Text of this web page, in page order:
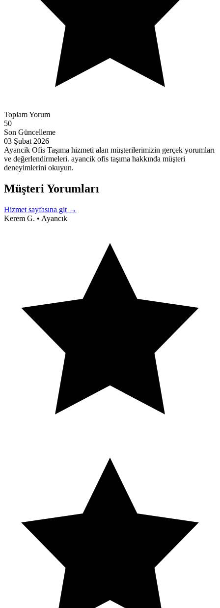
Toplam Yorum
50
Son Güncelleme
03 Şubat 2026
Ayancik Ofis Taşıma hizmeti alan müşterilerimizin gerçek yorumları
ve değerlendirmeleri. ayancik ofis taşıma hakkında müşteri
deneyimlerini okuyun.
Müşteri Yorumları
Hizmet sayfasına git →
Kerem G. • Ayancık